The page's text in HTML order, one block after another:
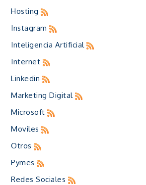
Hosting
Instagram
Inteligencia Artificial
Internet
Linkedin
Marketing Digital
Microsoft
Moviles
Otros
Pymes
Redes Sociales